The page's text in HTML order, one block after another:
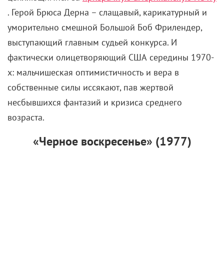
собственные силы иссякают, пав жертвой
несбывшихся фантазий и кризиса среднего
возраста.
«Черное воскресенье» (1977)